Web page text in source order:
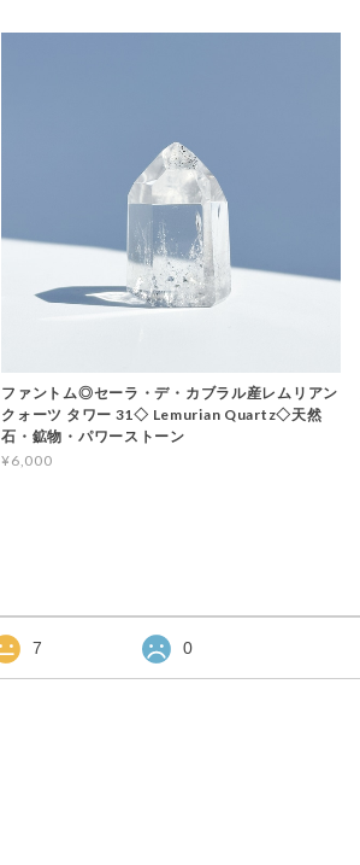
ファントム◎セーラ・デ・カブラル産レムリアン
クォーツ タワー 31◇ Lemurian Quartz◇天然
石・鉱物・パワーストーン
¥6,000
7 0